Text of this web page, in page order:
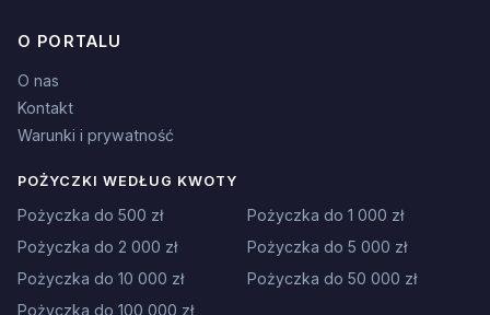
O PORTALU
O nas
Kontakt
Warunki i prywatność
POŻYCZKI WEDŁUG KWOTY
Pożyczka do 500 zł
Pożyczka do 1 000 zł
Pożyczka do 2 000 zł
Pożyczka do 5 000 zł
Pożyczka do 10 000 zł
Pożyczka do 50 000 zł
Pożyczka do 100 000 zł